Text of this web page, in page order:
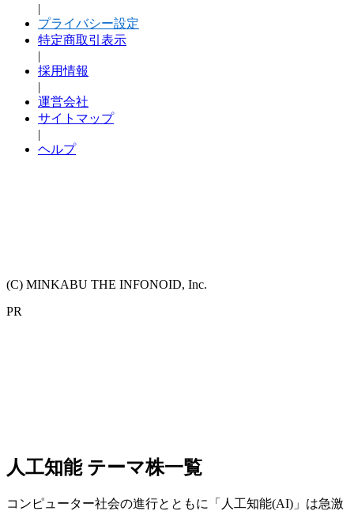
|
プライバシー設定
特定商取引表示
|
採用情報
|
運営会社
サイトマップ
|
ヘルプ
(C) MINKABU THE INFONOID, Inc.
PR
人工知能 テーマ株一覧
コンピューター社会の進行とともに「人工知能(AI)」は急激